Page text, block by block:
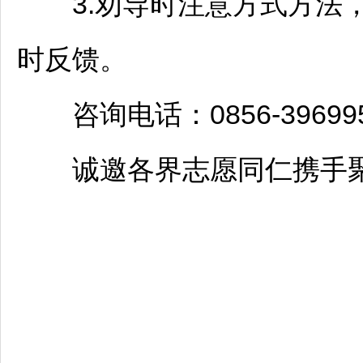
时反馈。
咨询电话：0856-
诚邀各界志愿同仁携手